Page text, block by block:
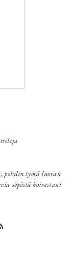
pohdin työtä luovan
söpöstä koirastani